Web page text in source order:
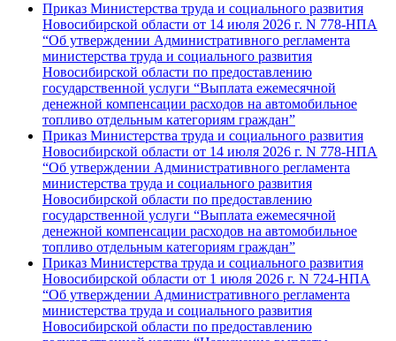
Приказ Министерства труда и социального развития
Новосибирской области от 14 июля 2026 г. N 778-НПА
“Об утверждении Административного регламента
министерства труда и социального развития
Новосибирской области по предоставлению
государственной услуги “Выплата ежемесячной
денежной компенсации расходов на автомобильное
топливо отдельным категориям граждан”
Приказ Министерства труда и социального развития
Новосибирской области от 14 июля 2026 г. N 778-НПА
“Об утверждении Административного регламента
министерства труда и социального развития
Новосибирской области по предоставлению
государственной услуги “Выплата ежемесячной
денежной компенсации расходов на автомобильное
топливо отдельным категориям граждан”
Приказ Министерства труда и социального развития
Новосибирской области от 1 июля 2026 г. N 724-НПА
“Об утверждении Административного регламента
министерства труда и социального развития
Новосибирской области по предоставлению